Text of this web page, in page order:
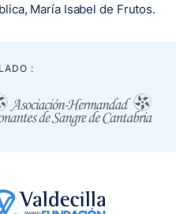
María Isabel de Frutos.
: